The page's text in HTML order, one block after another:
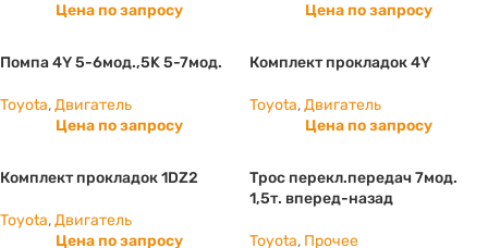
Цена по запросу
Цена по запросу
Помпа 4Y 5-6мод.,5K 5-7мод.
Toyota,Двигатель
Цена по запросу
Комплект прокладок 4Y
Toyota,Двигатель
Цена по запросу
Комплект прокладок 1DZ2
Toyota,Двигатель
Цена по запросу
Трос перекл.передач 7мод.
1,5т. вперед-назад
Toyota, Прочее